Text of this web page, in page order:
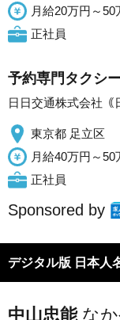
月給20万円～50
正社員
予約専門タクシ
日日交通株式会社｟
東京都 足立区
月給40万円～50
正社員
Sponsored by
デジタル版 日本人
中山忠能 な